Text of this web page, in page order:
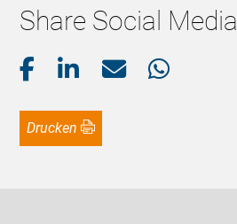
Share Social Media
Drucken